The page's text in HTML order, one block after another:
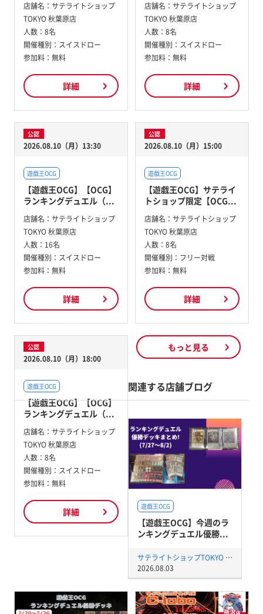
店舗名： サテライトショップ
TOKYO 秋葉原店
人数： 8名
開催種別： スイスドロー
参加料： 無料
詳細
店舗名： サテライトショップ
TOKYO 秋葉原店
人数： 8名
開催種別： スイスドロー
参加料： 無料
詳細
公認
2026.08.10（月）13:30
遊戯王OCG
【遊戯王OCG】【OCG】
ランキングデュエル（...
店舗名： サテライトショップ
TOKYO 秋葉原店
人数： 16名
開催種別： スイスドロー
参加料： 無料
詳細
公認
2026.08.10（月）15:00
遊戯王OCG
【遊戯王OCG】サテライ
トショップ限定【OCG...
店舗名： サテライトショップ
TOKYO 秋葉原店
人数： 8名
開催種別： フリー対戦
参加料： 無料
詳細
公認
2026.08.10（月）18:00
遊戯王OCG
【遊戯王OCG】【OCG】
ランキングデュエル（...
店舗名： サテライトショップ
TOKYO 秋葉原店
人数： 8名
開催種別： スイスドロー
参加料： 無料
詳細
もっと見る
関連する店舗ブログ
遊戯王OCG
【遊戯王OCG】今週のラ
ンキングデュエル優勝...
サテライトショップTOKYO 秋葉原店
2026.08.03